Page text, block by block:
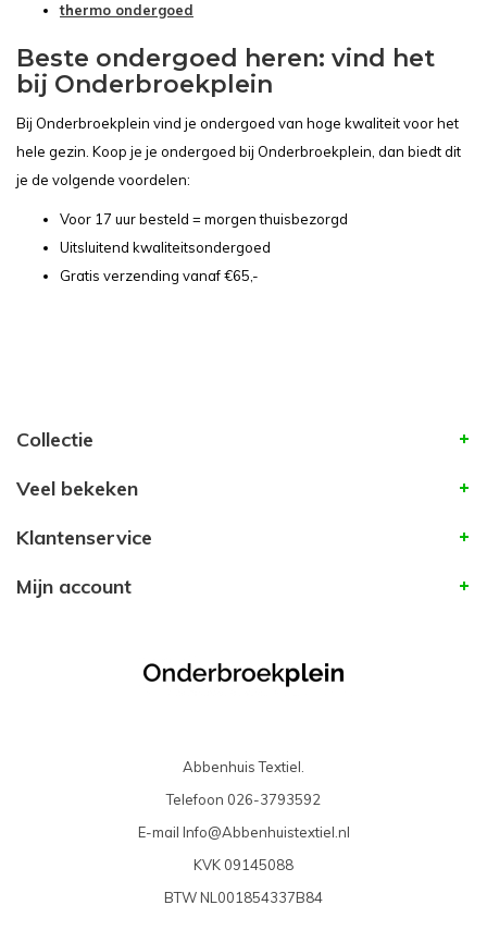
thermo ondergoed
Beste ondergoed heren: vind het
bij Onderbroekplein
Bij Onderbroekplein vind je ondergoed van hoge kwaliteit voor het
hele gezin. Koop je je ondergoed bij Onderbroekplein, dan biedt dit
je de volgende voordelen:
Voor 17 uur besteld = morgen thuisbezorgd
Uitsluitend kwaliteitsondergoed
Gratis verzending vanaf €65,-
Collectie
Veel bekeken
Klantenservice
Mijn account
Abbenhuis Textiel.
Telefoon 026-3793592
E-mail Info@Abbenhuistextiel.nl
KVK 09145088
BTWNL001854337B84